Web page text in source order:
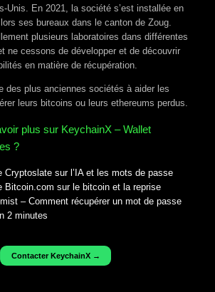
Unis. En 2021, la société s’est installée en
ses bureaux dans le canton de Zoug.
plusieurs laboratoires dans différentes
ne cessons de développer et de découvrir
en matière de récupération.
des plus anciennes sociétés à aider les
leurs bitcoins ou leurs ethereums perdus.
plus sur KeychainX – Wallet
?
Cryptoslate sur l’IA et les mots de passe
Bitcoin.com sur le bitcoin et la reprise
– Comment récupérer un mot de passe
2 minutes
Contacter KeychainX →